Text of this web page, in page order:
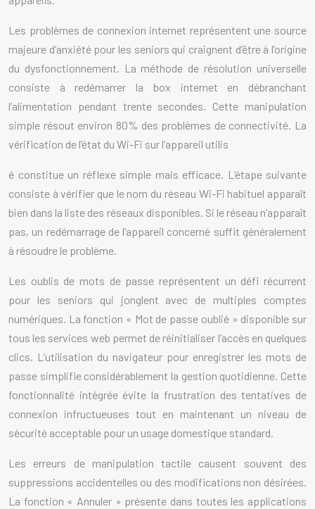
Les problèmes de connexion internet représentent une source
majeure d’anxiété pour les seniors qui craignent d’être à l’origine
du dysfonctionnement. La méthode de résolution universelle
consiste à redémarrer la box internet en débranchant
l’alimentation pendant trente secondes. Cette manipulation
simple résout environ 80% des problèmes de connectivité. La
vérification de l’état du Wi-Fi sur l’appareil utilis
é constitue un réflexe simple mais efficace. L’étape suivante
consiste à vérifier que le nom du réseau Wi-Fi habituel apparaît
bien dans la liste des réseaux disponibles. Si le réseau n’apparaît
pas, un redémarrage de l’appareil concerné suffit généralement
à résoudre le problème.
Les oublis de mots de passe représentent un défi récurrent
pour les seniors qui jonglent avec de multiples comptes
numériques. La fonction « Mot de passe oublié » disponible sur
tous les services web permet de réinitialiser l’accès en quelques
clics. L’utilisation du navigateur pour enregistrer les mots de
passe simplifie considérablement la gestion quotidienne. Cette
fonctionnalité intégrée évite la frustration des tentatives de
connexion infructueuses tout en maintenant un niveau de
sécurité acceptable pour un usage domestique standard.
Les erreurs de manipulation tactile causent souvent des
suppressions accidentelles ou des modifications non désirées.
La fonction « Annuler » présente dans toutes les applications